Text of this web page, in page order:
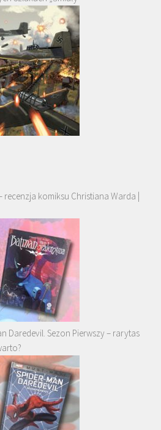
recenzja komiksu Christiana Warda |
Daredevil. Sezon Pierwszy – rarytas